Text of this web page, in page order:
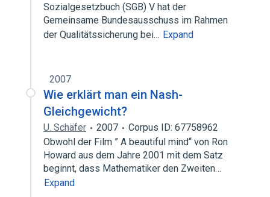
Sozialgesetzbuch (SGB) V hat der
Gemeinsame Bundesausschuss im Rahmen
der Qualitätssicherung bei… Expand
2007
Wie erklärt man ein Nash-
Gleichgewicht?
U. Schäfer 2007
Corpus ID: 67758962
Obwohl der Film ” A beautiful mind“ von Ron
Howard aus dem Jahre 2001 mit dem Satz
beginnt, dass Mathematiker den Zweiten…
Expand